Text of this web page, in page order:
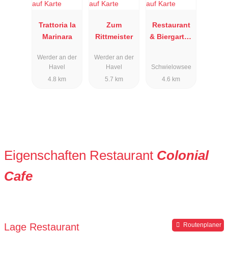
Trattoria la
Marinara
Werder an der
Havel
4.8 km
Zum
Rittmeister
Werder an der
Havel
5.7 km
Restaurant
& Biergarten
Schwielowsee
4.6 km
Eigenschaften Restaurant Colonial
Cafe
Lage Restaurant Routenplaner